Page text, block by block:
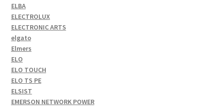
ELBA
ELECTROLUX
ELECTRONIC ARTS
elgato
Elmers
ELO
ELO TOUCH
ELO TS PE
ELSIST
EMERSON NETWORK POWER